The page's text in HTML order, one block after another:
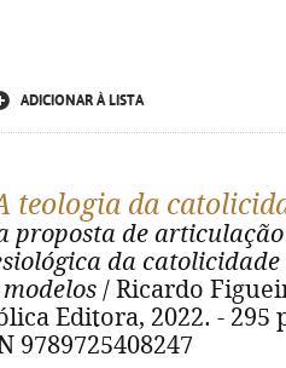
ADICIONAR À LISTA
teologia da
proposta de
da
/ Ricardo
Editora, 2022. - 295
9789725408247